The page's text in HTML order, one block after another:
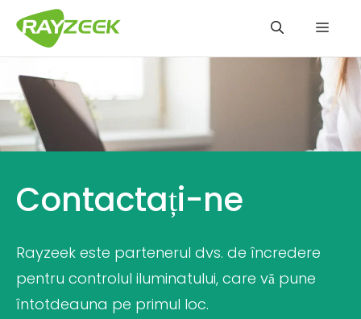
Contactați-ne
Rayzeek este partenerul dvs. de încredere
pentru controlul iluminatului, care vă pune
întotdeauna pe primul loc.